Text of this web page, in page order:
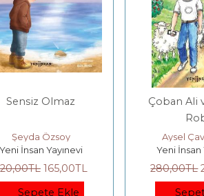
Çoban Ali ve Robot
Aysel Çavuşoğlu
Yeni İnsan Yayınevi
280,00TL 210,00TL
Sepete Ekle
Etik
Ayşegül
Yeni
560,00TL